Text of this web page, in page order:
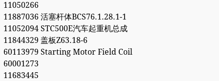
11050266
11887036 活塞杆体BCS76.1.28.1-1
11052094 STC500E汽车起重机总成
11844329 盖板Z63.18-6
60113979 Starting Motor Field Coil
60001273
11683445